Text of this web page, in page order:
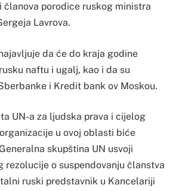
članova porodice ruskog ministra
Lavrova.
da će do kraja godine
naftu i ugalj, kao i da su
i Kredit bank ov Moskou.
UN-a za ljudska prava i cijelog
u ovoj oblasti biće
skupština UN usvoji
rezolucije o suspendovanju članstva
ruski predstavnik u Kancelariji